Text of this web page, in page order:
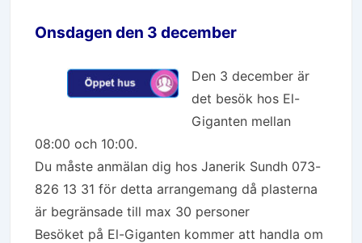
Onsdagen den 3 december
Den 3 december är
det besök hos El-
Giganten mellan
08:00 och 10:00.
Du måste anmälan dig hos Janerik Sundh 073-
826 13 31 för detta arrangemang då plasterna
är begränsade till max 30 personer
Besöket på El-Giganten kommer att handla om